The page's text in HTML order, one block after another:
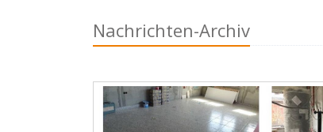
Nachrichten-Archiv